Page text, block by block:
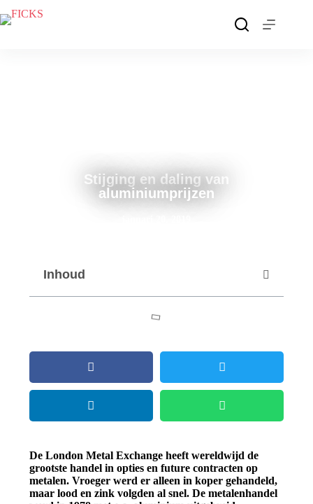
Stijging en daling van
aluminiumprijzen
Inhoud
De London Metal Exchange heeft wereldwijd de
grootste handel in opties en future contracten op
metalen. Vroeger werd er alleen in koper gehandeld,
maar lood en zink volgden al snel. De metalenhandel